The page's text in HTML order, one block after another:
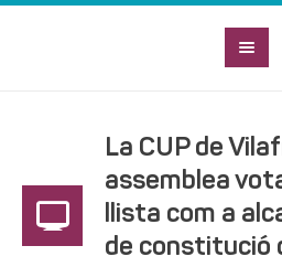
La CUP de
assemblea
llista com a
de constitució